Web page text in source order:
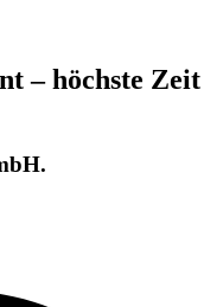
– höchste Zeit
.